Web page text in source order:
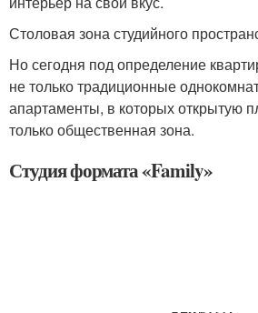
Столовая зона студийного
Но сегодня под определение
не только традиционные
апартаменты, в которых открытую
только общественная зона.
Студия формата «Family»